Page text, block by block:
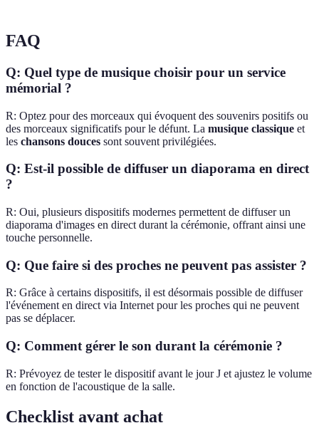
FAQ
Q: Quel type de musique choisir pour un service
mémorial ?
R: Optez pour des morceaux qui évoquent des souvenirs positifs ou
des morceaux significatifs pour le défunt. La musique classique et
les chansons douces sont souvent privilégiées.
Q: Est-il possible de diffuser un diaporama en direct
?
R: Oui, plusieurs dispositifs modernes permettent de diffuser un
diaporama d'images en direct durant la cérémonie, offrant ainsi une
touche personnelle.
Q: Que faire si des proches ne peuvent pas assister ?
R: Grâce à certains dispositifs, il est désormais possible de diffuser
l'événement en direct via Internet pour les proches qui ne peuvent
pas se déplacer.
Q: Comment gérer le son durant la cérémonie ?
R: Prévoyez de tester le dispositif avant le jour J et ajustez le volume
en fonction de l'acoustique de la salle.
Checklist avant achat